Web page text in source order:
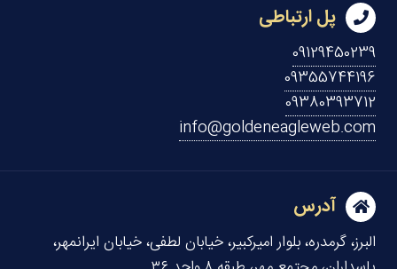
پل ارتباطی
09129450239
09355744196
09380393712
info@goldeneagleweb.com
آدرس
البرز، گرمدره، بلوار امیرکبیر، خیابان لطفی، خیابان ایرانمهر،